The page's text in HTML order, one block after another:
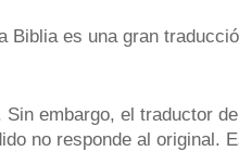
Biblia es una gran
embargo, el traductor
no responde al original.